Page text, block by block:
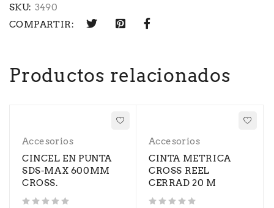
SKU: 3490
COMPARTIR:
Productos relacionados
Accesorios
CINCEL EN PUNTA
SDS-MAX 600MM
CROSS.
Accesorios
CINTA METRICA
CROSS REEL
CERRAD 20 M